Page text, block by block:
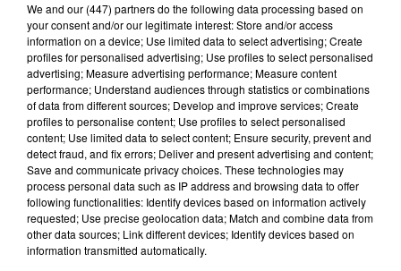
Lecture (4 min 28 sec)
100%
100% Radio les infos du Lot
We and our (447) partnersdo the following data processing based on
your consent and/or our legitimate interest: Store and/or access
information on a device; Use limited data to select advertising; Create
profiles for personalised advertising; Use profiles to select personalised
advertising; Measure advertising performance; Measure content
performance; Understand audiences through statistics or combinations
of data from different sources; Develop and improve services; Create
profiles to personalise content; Use profiles to select personalised
content; Use limited data to select content; Ensure security, prevent and
detect fraud, and fix errors; Deliver and present advertising and content;
Save and communicate privacy choices. These technologies may
process personal data such as IP address and browsing data to offer
following functionalities: Identify devices based on information actively
requested; Use precise geolocation data; Match and combine data from
other data sources; Link different devices; Identify devices based on
information transmitted automatically.